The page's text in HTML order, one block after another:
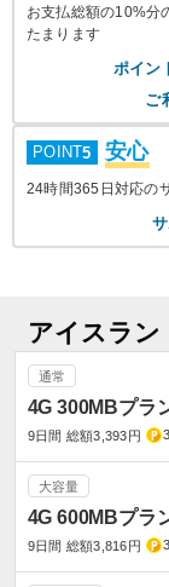
お支払総額の10%分
たまります
ポイン
ご
POINT5 安心
24時間365日対応の
アイスラ
通常
4G 300MBプラ
9日間 総額3,393円
大容量
4G 600MBプラ
9日間 総額3,816円